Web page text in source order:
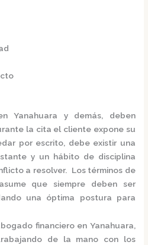
Yanahuara y demás, deben
la cita el cliente expone su
por escrito, debe existir una
y un hábito de disciplina
a resolver. Los términos de
que siempre deben ser
una óptima postura para
financiero en Yanahuara,
de la mano con los